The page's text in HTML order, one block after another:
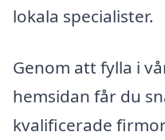
lokala specialister.
Genom att fylla i
hemsidan får du
kvalificerade